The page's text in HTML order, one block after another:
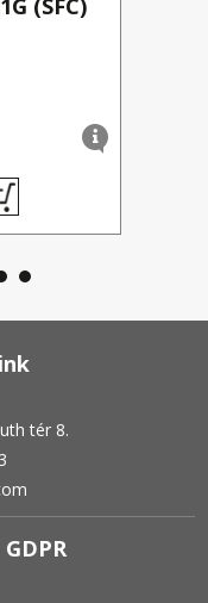
(SFC)
tér 8.